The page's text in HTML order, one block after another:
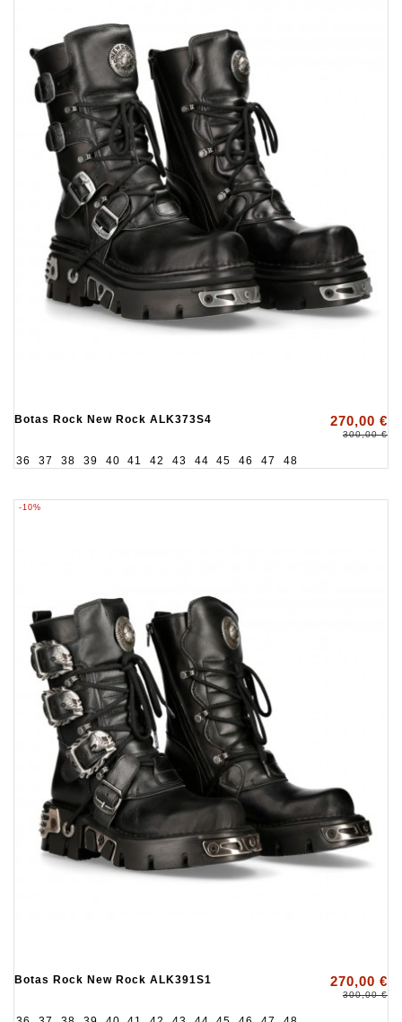
Botas Rock New Rock ALK373S4 270,00 €
300,00 €
36 37 38 39 40 41 42 43 44 45 46 47 48
-10%
Botas Rock New Rock ALK391S1 270,00 €
300,00 €